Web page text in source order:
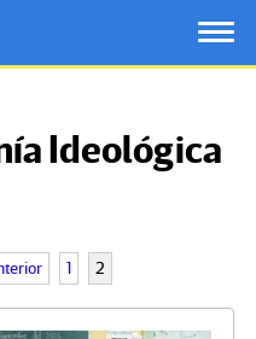
Ideológica
1 2